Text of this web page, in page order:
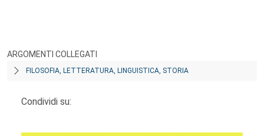
ARGOMENTI COLLEGATI
FILOSOFIA, LETTERATURA, LINGUISTICA, STORIA
Condividi su: